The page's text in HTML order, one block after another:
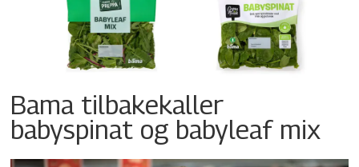
Bama tilbakekaller
babyspinat og babyleaf mix